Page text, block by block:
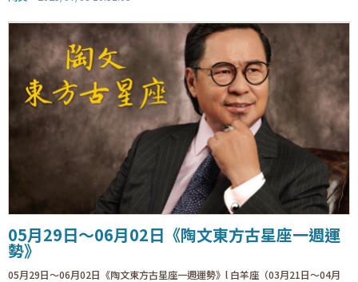
05月29日～06月02日《陶文東方古星座一週運
勢》
05月29日～06月02日《陶文東方古星座一週運勢》l 白羊座（03月21日～04月